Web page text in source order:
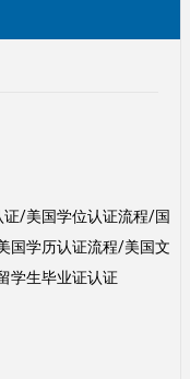
/美国学位认证流程/国
国学历认证流程/美国文
学生毕业证认证